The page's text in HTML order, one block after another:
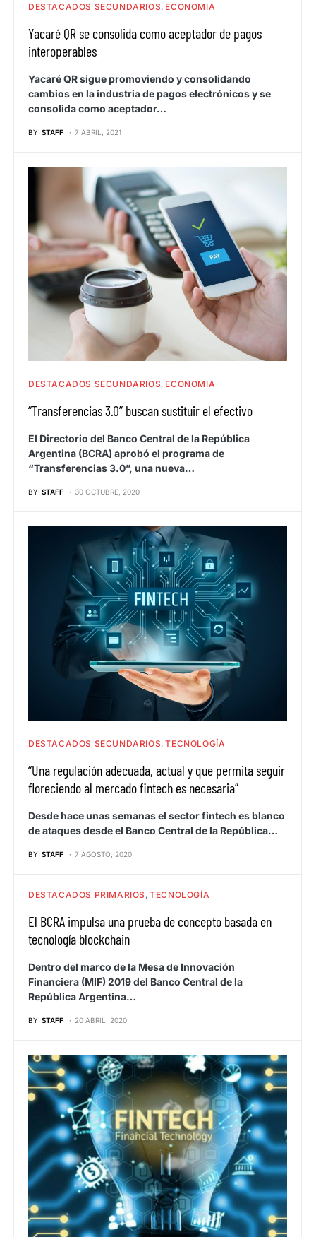
DESTACADOS SECUNDARIOS ECONOMIA
Yacaré QR se consolida como aceptador de pagos
interoperables
Yacaré QR sigue promoviendo y consolidando
cambios en la industria de pagos electrónicos y se
consolida como aceptador…
BY STAFF 7 ABRIL, 2021
DESTACADOS SECUNDARIOS ECONOMIA
“Transferencias 3.0” buscan sustituir el efectivo
El Directorio del Banco Central de la República
Argentina (BCRA) aprobó el programa de
“Transferencias 3.0”, una nueva…
BY STAFF 30 OCTUBRE, 2020
DESTACADOS SECUNDARIOS TECNOLOGÍA
“Una regulación adecuada, actual y que permita seguir
floreciendo al mercado fintech es necesaria”
Desde hace unas semanas el sector fintech es blanco
de ataques desde el Banco Central de la República…
BY STAFF 7 AGOSTO, 2020
DESTACADOS PRIMARIOS TECNOLOGÍA
El BCRA impulsa una prueba de concepto basada en
tecnología blockchain
Dentro del marco de la Mesa de Innovación
Financiera (MIF) 2019 del Banco Central de la
República Argentina…
BY STAFF 20 ABRIL, 2020